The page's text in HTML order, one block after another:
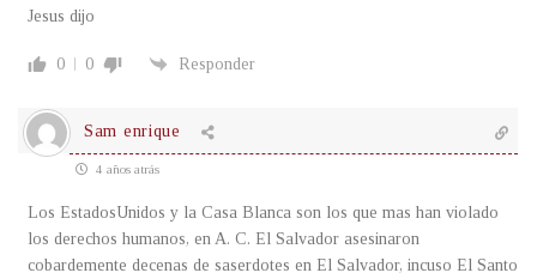
Jesus dijo
0 0 Responder
Sam enrique
4 años atrás
Los EstadosUnidos y la Casa Blanca son los que mas han violado
los derechos humanos, en A. C. El Salvador asesinaron
cobardemente decenas de saserdotes en El Salvador, incuso El Santo